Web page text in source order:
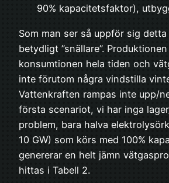
90% kapacitetsfaktor),
Som man ser så uppför sig
betydligt ”snällare”.
konsumtionen hela tiden och
inte förutom några vindstilla
Vattenkraften rampas inte upp/
första scenariot, vi har inga
problem, bara halva
10 GW) som körs med 100%
genererar en helt jämn
hittas i Tabell 2.